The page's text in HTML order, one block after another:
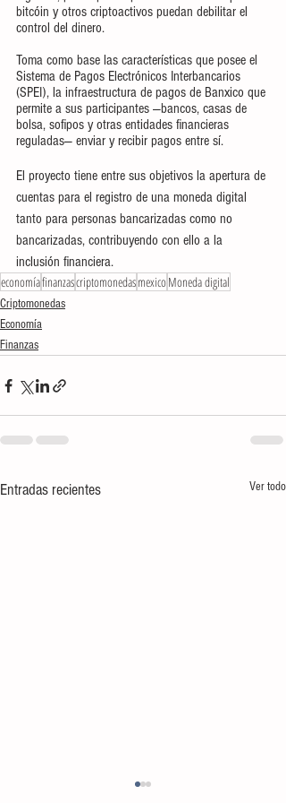
bitcóin y otros criptoactivos puedan debilitar el
control del dinero.
Toma como base las características que posee el
Sistema de Pagos Electrónicos Interbancarios
(SPEI), la infraestructura de pagos de Banxico que
permite a sus participantes —bancos, casas de
bolsa, sofipos y otras entidades financieras
reguladas— enviar y recibir pagos entre sí.
El proyecto tiene entre sus objetivos la apertura de
cuentas para el registro de una moneda digital
tanto para personas bancarizadas como no
bancarizadas, contribuyendo con ello a la
inclusión financiera.
economíafinanzascriptomonedasmexicoMoneda digital
Criptomonedas
Economía
Finanzas
Entradas recientes Ver todo